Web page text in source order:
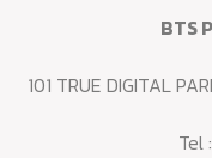
BTS
101 TRUE DIGITAL
Tel :